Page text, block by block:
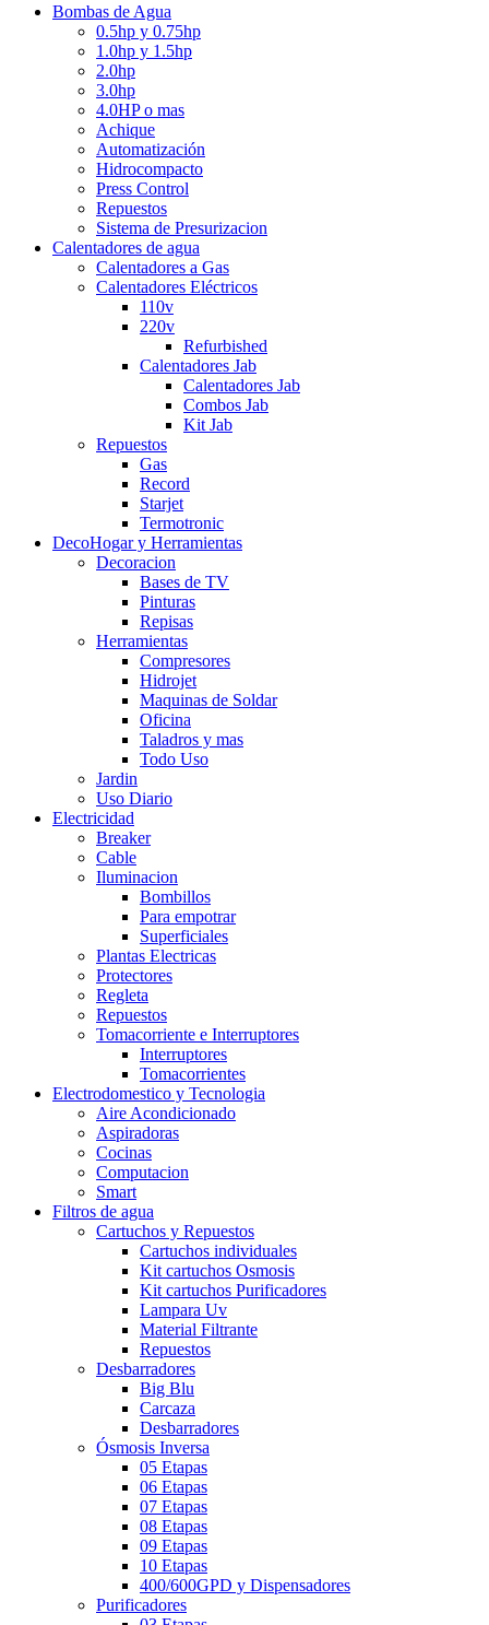
Bombas de Agua
0.5hp y 0.75hp
1.0hp y 1.5hp
2.0hp
3.0hp
4.0HP o mas
Achique
Automatización
Hidrocompacto
Press Control
Repuestos
Sistema de Presurizacion
Calentadores de agua
Calentadores a Gas
Calentadores Eléctricos
110v
220v
Refurbished
Calentadores Jab
Calentadores Jab
Combos Jab
Kit Jab
Repuestos
Gas
Record
Starjet
Termotronic
DecoHogar y Herramientas
Decoracion
Bases de TV
Pinturas
Repisas
Herramientas
Compresores
Hidrojet
Maquinas de Soldar
Oficina
Taladros y mas
Todo Uso
Jardin
Uso Diario
Electricidad
Breaker
Cable
Iluminacion
Bombillos
Para empotrar
Superficiales
Plantas Electricas
Protectores
Regleta
Repuestos
Tomacorriente e Interruptores
Interruptores
Tomacorrientes
Electrodomestico y Tecnologia
Aire Acondicionado
Aspiradoras
Cocinas
Computacion
Smart
Filtros de agua
Cartuchos y Repuestos
Cartuchos individuales
Kit cartuchos Osmosis
Kit cartuchos Purificadores
Lampara Uv
Material Filtrante
Repuestos
Desbarradores
Big Blu
Carcaza
Desbarradores
Ósmosis Inversa
05 Etapas
06 Etapas
07 Etapas
08 Etapas
09 Etapas
10 Etapas
400/600GPD y Dispensadores
Purificadores